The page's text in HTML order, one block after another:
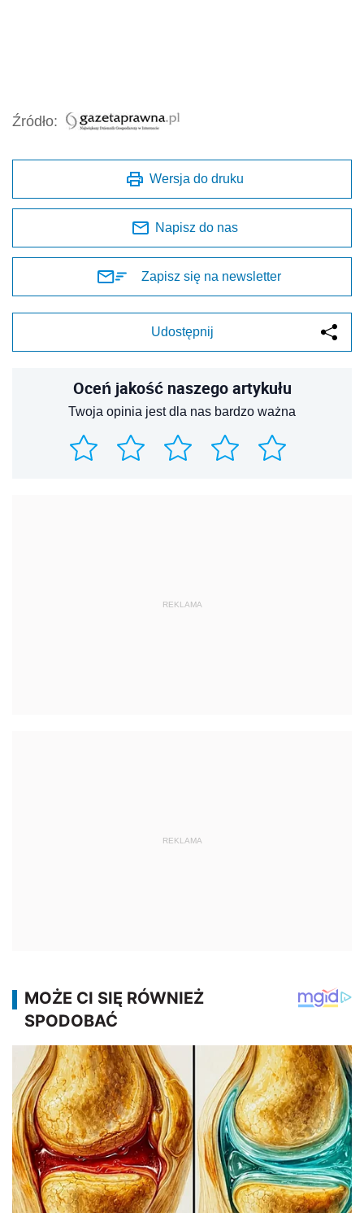
Źródło:
Wersja do druku
Napisz do nas
Zapisz się na newsletter
Udostępnij
Oceń jakość naszego artykułu
Twoja opinia jest dla nas bardzo ważna
REKLAMA
REKLAMA